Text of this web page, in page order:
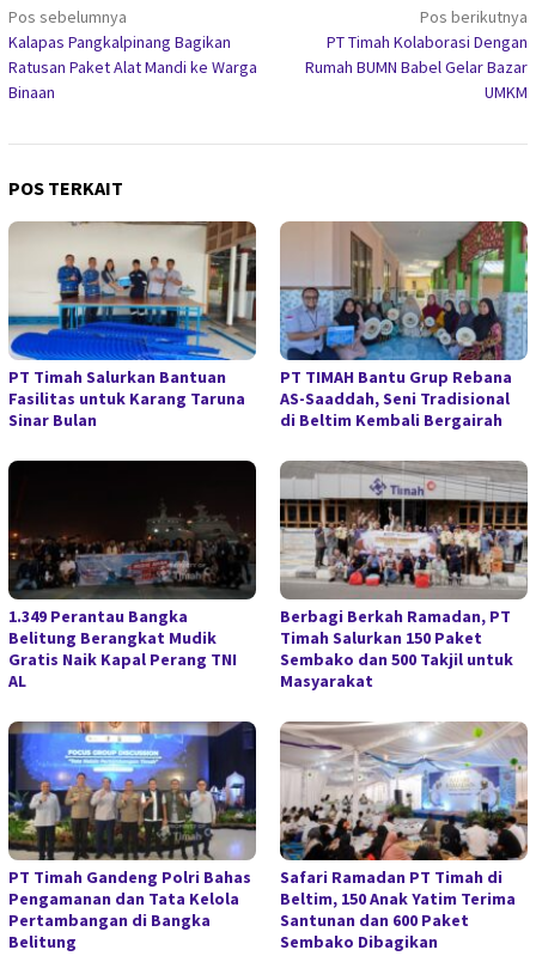
Navigasi
pos
Pos sebelumnya
Kalapas Pangkalpinang Bagikan
Ratusan Paket Alat Mandi ke Warga
Binaan
Pos berikutnya
PT Timah Kolaborasi Dengan
Rumah BUMN Babel Gelar Bazar
UMKM
POS TERKAIT
PT Timah Salurkan Bantuan
Fasilitas untuk Karang Taruna
Sinar Bulan
PT TIMAH Bantu Grup Rebana
AS-Saaddah, Seni Tradisional
di Beltim Kembali Bergairah
1.349 Perantau Bangka
Belitung Berangkat Mudik
Gratis Naik Kapal Perang TNI
AL
Berbagi Berkah Ramadan, PT
Timah Salurkan 150 Paket
Sembako dan 500 Takjil untuk
Masyarakat
PT Timah Gandeng Polri Bahas
Pengamanan dan Tata Kelola
Pertambangan di Bangka
Belitung
Safari Ramadan PT Timah di
Beltim, 150 Anak Yatim Terima
Santunan dan 600 Paket
Sembako Dibagikan